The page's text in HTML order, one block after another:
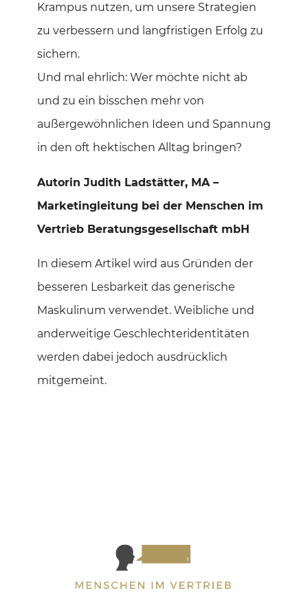
Krampus nutzen, um unsere Strategien
zu verbessern und langfristigen Erfolg zu
sichern.
Und mal ehrlich: Wer möchte nicht ab
und zu ein bisschen mehr von
außergewöhnlichen Ideen und Spannung
in den oft hektischen Alltag bringen?
Autorin Judith Ladstätter, MA –
Marketingleitung bei der Menschen im
Vertrieb Beratungsgesellschaft mbH
In diesem Artikel wird aus Gründen der
besseren Lesbarkeit das generische
Maskulinum verwendet. Weibliche und
anderweitige Geschlechteridentitäten
werden dabei jedoch ausdrücklich
mitgemeint.